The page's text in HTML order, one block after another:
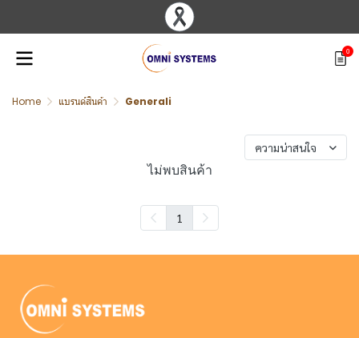
0
Home แบรนด์สินค้า Generali
ความน่าสนใจ
ไม่พบสินค้า
1